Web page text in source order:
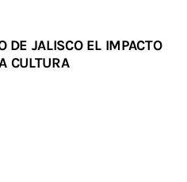
DE JALISCO EL IMPACTO
CULTURA